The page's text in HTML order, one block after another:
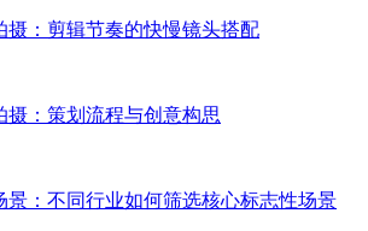
摄：剪辑节奏的快慢镜头搭配
摄：策划流程与创意构思
景：不同行业如何筛选核心标志性场景